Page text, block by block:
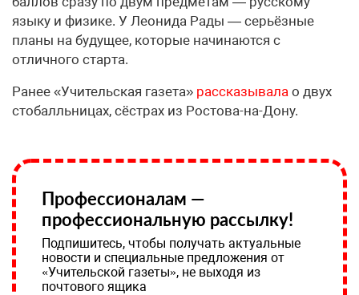
языку и физике. У Леонида Рады — серьёзные
планы на будущее, которые начинаются с
отличного старта.
Ранее «Учительская газета» рассказывала о двух
стобалльницах, сёстрах из Ростова-на-Дону.
Профессионалам —
профессиональную рассылку!
Подпишитесь, чтобы получать актуальные
новости и специальные предложения от
«Учительской газеты», не выходя из
почтового ящика